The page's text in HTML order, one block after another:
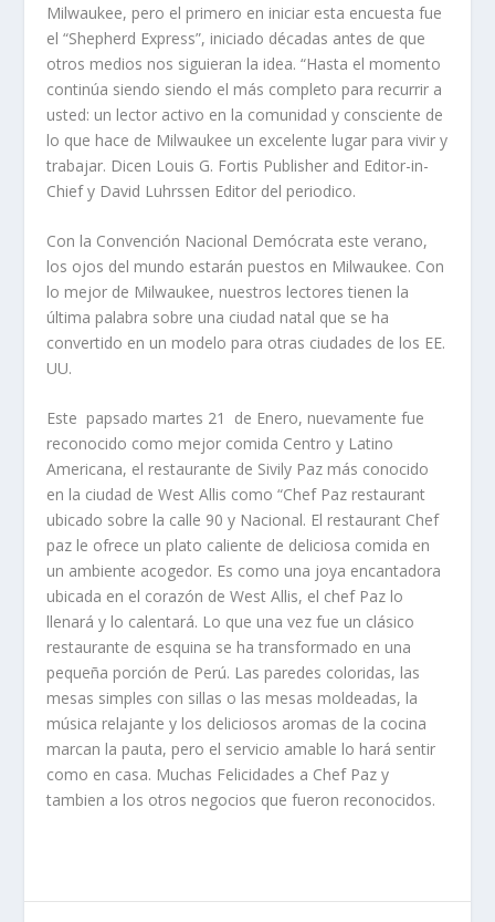
Milwaukee, pero el primero en iniciar esta encuesta fue
el “Shepherd Express”, iniciado décadas antes de que
otros medios nos siguieran la idea. “Hasta el momento
continúa siendo siendo el más completo para recurrir a
usted: un lector activo en la comunidad y consciente de
lo que hace de Milwaukee un excelente lugar para vivir y
trabajar. Dicen Louis G. Fortis Publisher and Editor-in-
Chief y David Luhrssen Editor del periodico.
Con la Convención Nacional Demócrata este verano,
los ojos del mundo estarán puestos en Milwaukee. Con
lo mejor de Milwaukee, nuestros lectores tienen la
última palabra sobre una ciudad natal que se ha
convertido en un modelo para otras ciudades de los EE.
UU.
Este papsado martes 21 de Enero, nuevamente fue
reconocido como mejor comida Centro y Latino
Americana, el restaurante de Sivily Paz más conocido
en la ciudad de West Allis como “Chef Paz restaurant
ubicado sobre la calle 90 y Nacional. El restaurant Chef
paz le ofrece un plato caliente de deliciosa comida en
un ambiente acogedor. Es como una joya encantadora
ubicada en el corazón de West Allis, el chef Paz lo
llenará y lo calentará. Lo que una vez fue un clásico
restaurante de esquina se ha transformado en una
pequeña porción de Perú. Las paredes coloridas, las
mesas simples con sillas o las mesas moldeadas, la
música relajante y los deliciosos aromas de la cocina
marcan la pauta, pero el servicio amable lo hará sentir
como en casa. Muchas Felicidades a Chef Paz y
tambien a los otros negocios que fueron reconocidos.